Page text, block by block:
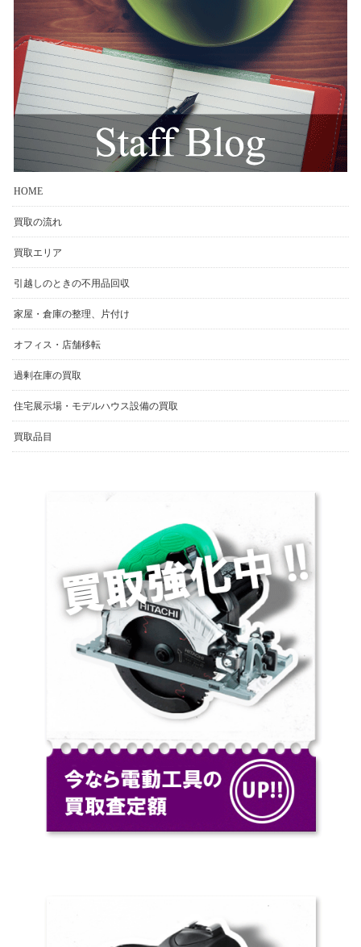
HOME
買取の流れ
買取エリア
引越しのときの不用品回収
家屋・倉庫の整理、片付け
オフィス・店舗移転
過剰在庫の買取
住宅展示場・モデルハウス設備の買取
買取品目